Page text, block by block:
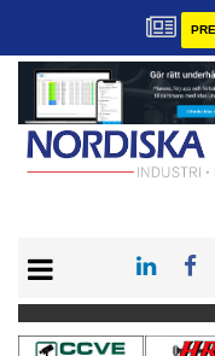
KONTAKT